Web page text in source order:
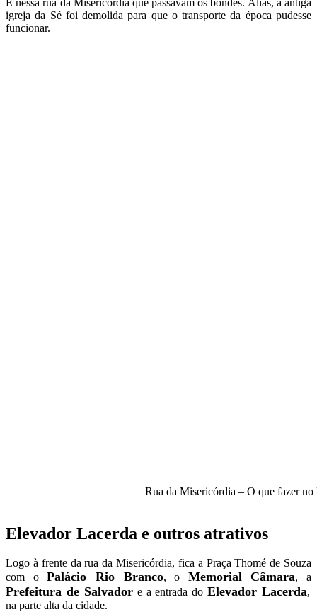
É nessa rua da Misericórdia que passavam os bondes. Aliás, a antiga
igreja da Sé foi demolida para que o transporte da época pudesse
funcionar.
Rua da Misericórdia – O que fazer
Elevador Lacerda e outros atrativos
Logo à frente da rua da Misericórdia, fica a Praça Thomé de Souza
com oPalácio Rio Branco, o Memorial Câmara, a
Prefeitura de Salvadore a entrada doElevador Lacerda,
na parte alta da cidade.